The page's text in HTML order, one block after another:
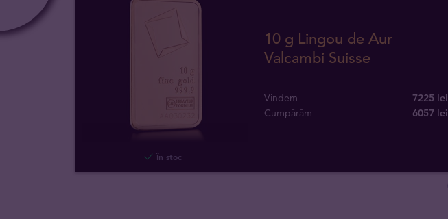
În stoc
10 g Lingou de Aur
Valcambi Suisse
Vindem
7225 lei
Cumpărăm
6057 lei